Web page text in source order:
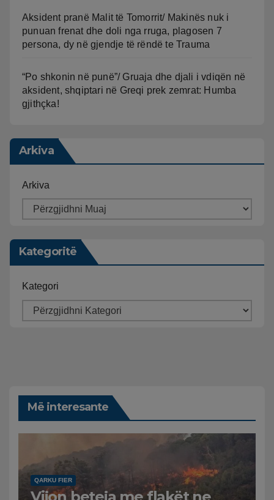
Aksident pranë Malit të Tomorrit/ Makinës nuk i
punuan frenat dhe doli nga rruga, plagosen 7
persona, dy në gjendje të rëndë te Trauma
“Po shkonin në punë”/ Gruaja dhe djali i vdiqën në
aksident, shqiptari në Greqi prek zemrat: Humba
gjithçka!
Arkiva
Arkiva
Kategoritë
Kategori
Më interesante
QARKU FIER